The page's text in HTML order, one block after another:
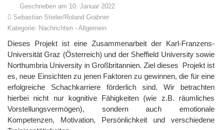
Geschrieben am 10. Januar 2022
Sebastian Stieler/Roland Grabner
Kategorie: Nachrichten - Allgemein
Dieses Projekt ist eine Zusammenarbeit der Karl-Franzens-
Universität Graz (Österreich) und der Sheffield University sowie
Northumbria University in Großbritannien. Ziel dieses Projekt ist
es, neue Einsichten zu jenen Faktoren zu gewinnen, die für eine
erfolgreiche Schachkarriere förderlich sind. Wir betrachten
hierbei nicht nur kognitive Fähigkeiten (wie z.B. räumliches
Vorstellungsvermögen), sondern auch emotionale
Kompetenzen, Motivation, Persönlichkeit und verschiedene